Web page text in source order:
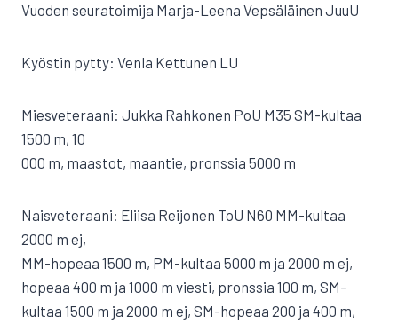
Vuoden seuratoimija Marja-Leena Vepsäläinen JuuU
Kyöstin pytty: Venla Kettunen LU
Miesveteraani: Jukka Rahkonen PoU M35 SM-kultaa
1500 m, 10
000 m, maastot, maantie, pronssia 5000 m
Naisveteraani: Eliisa Reijonen ToU N60 MM-kultaa
2000 m ej,
MM-hopeaa 1500 m, PM-kultaa 5000 m ja 2000 m ej,
hopeaa 400 m ja 1000 m viesti, pronssia 100 m, SM-
kultaa 1500 m ja 2000 m ej, SM-hopeaa 200 ja 400 m,